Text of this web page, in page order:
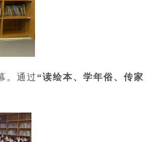
。通过 “读绘本、学年俗、传家